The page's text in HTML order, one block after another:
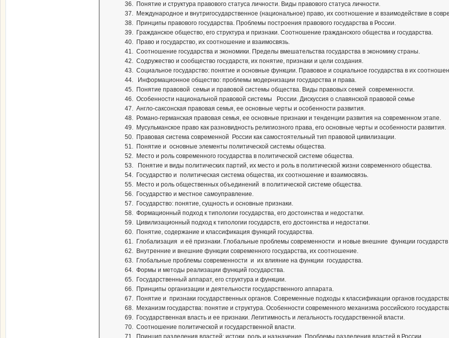
36. Понятие и структура правового статуса личности. Виды правового статуса личности.
37. Международное и внутригосударственное (национальное) право, их соотношение и взаимодействие в
38. Принципы правового государства. Проблемы построения правового государства в России.
39. Гражданское общество, его структура и признаки. Соотношение гражданского общества и государства.
40. Право и государство, их соотношение и взаимосвязь.
41. Соотношение государства и экономики. Пределы вмешательства государства в экономику страны.
42. Содружество и сообщество государств, их понятие, признаки и цели создания.
43. Социальное государство: понятие и основные функции. Правовое и социальное государства в их
44. Информационное общество: проблемы модернизации государства и права.
45. Понятие правовой семьи и правовой системы общества. Виды правовых семей современности.
46. Особенности национальной правовой системы России. Дискуссия о славянской правовой семье
47. Англо-саксонская правовая семья, ее основные черты и особенности развития.
48. Романо-германская правовая семья, ее основные признаки и тенденции развития на современном этапе.
49. Мусульманское право как разновидность религиозного права, его основные черты и особенности развития.
50. Правовая система современной России как самостоятельный тип правовой цивилизации.
51. Понятие и основные элементы политической системы общества.
52. Место и роль современного государства в политической системе общества.
53. Понятие и виды политических партий, их место и роль в политической жизни современного общества.
54. Государство и политическая система общества, их соотношение и взаимосвязь.
55. Место и роль общественных объединений в политической системе общества.
56. Государство и местное самоуправление.
57. Государство: понятие, сущность и основные признаки.
58. Формационный подход к типологии государства, его достоинства и недостатки.
59. Цивилизационный подход к типологии государств, его достоинства и недостатки.
60. Понятие, содержание и классификация функций государства.
61. Глобализация и её признаки. Глобальные проблемы современности и новые внешние функции
62. Внутренние и внешние функции современного государства, их соотношение.
63. Глобальные проблемы современности и их влияние на функции государства.
64. Формы и методы реализации функций государства.
65. Государственный аппарат, его структура и функции.
66. Принципы организации и деятельности государственного аппарата.
67. Понятие и признаки государственных органов. Современные подходы к классификации органов
68. Механизм государства: понятие и структура. Особенности современного механизма российского
69. Государственная власть и ее признаки. Легитимность и легальность государственной власти.
70. Соотношение политической и государственной власти.
71. Принцип разделения властей: истоки, роль и назначение. Проблемы разделения властей в России.